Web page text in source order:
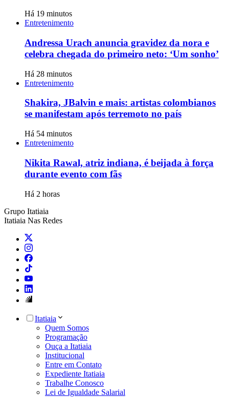
Há 19 minutos
Entretenimento
Andressa Urach anuncia gravidez da nora e
celebra chegada do primeiro neto: ‘Um sonho’
Há 28 minutos
Entretenimento
Shakira, JBalvin e mais: artistas colombianos
se manifestam após terremoto no país
Há 54 minutos
Entretenimento
Nikita Rawal, atriz indiana, é beijada à força
durante evento com fãs
Há 2 horas
Grupo Itatiaia
Itatiaia Nas Redes
Itatiaia
Quem Somos
Programação
Ouça a Itatiaia
Institucional
Entre em Contato
Expediente Itatiaia
Trabalhe Conosco
Lei de Igualdade Salarial